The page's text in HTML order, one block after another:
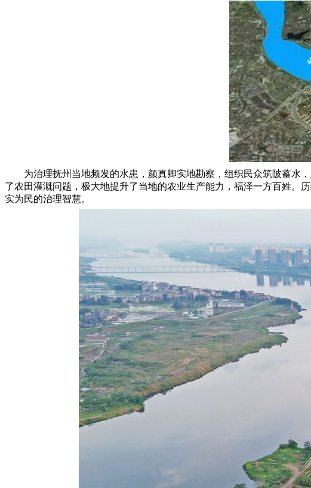
为治理抚州当地频发的水患，颜真卿实地勘察，组织民众筑陂蓄
了农田灌溉问题，极大地提升了当地的农业生产能力，福泽一方百姓。
实为民的治理智慧。